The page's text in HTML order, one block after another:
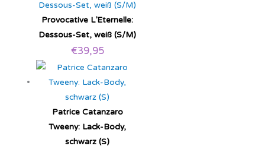
Provocative L’Eternelle:
Dessous-Set, weiß (S/M)
€39,95
Patrice Catanzaro
Tweeny: Lack-Body,
schwarz (S)